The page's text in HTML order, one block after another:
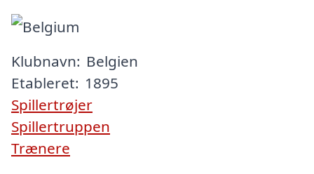
Klubnavn: Belgien
Etableret: 1895
Spillertrøjer
Spillertruppen
Trænere